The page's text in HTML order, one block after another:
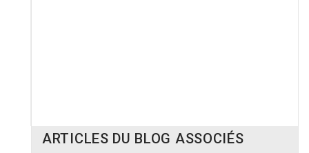
ARTICLES DU BLOG ASSOCIÉS